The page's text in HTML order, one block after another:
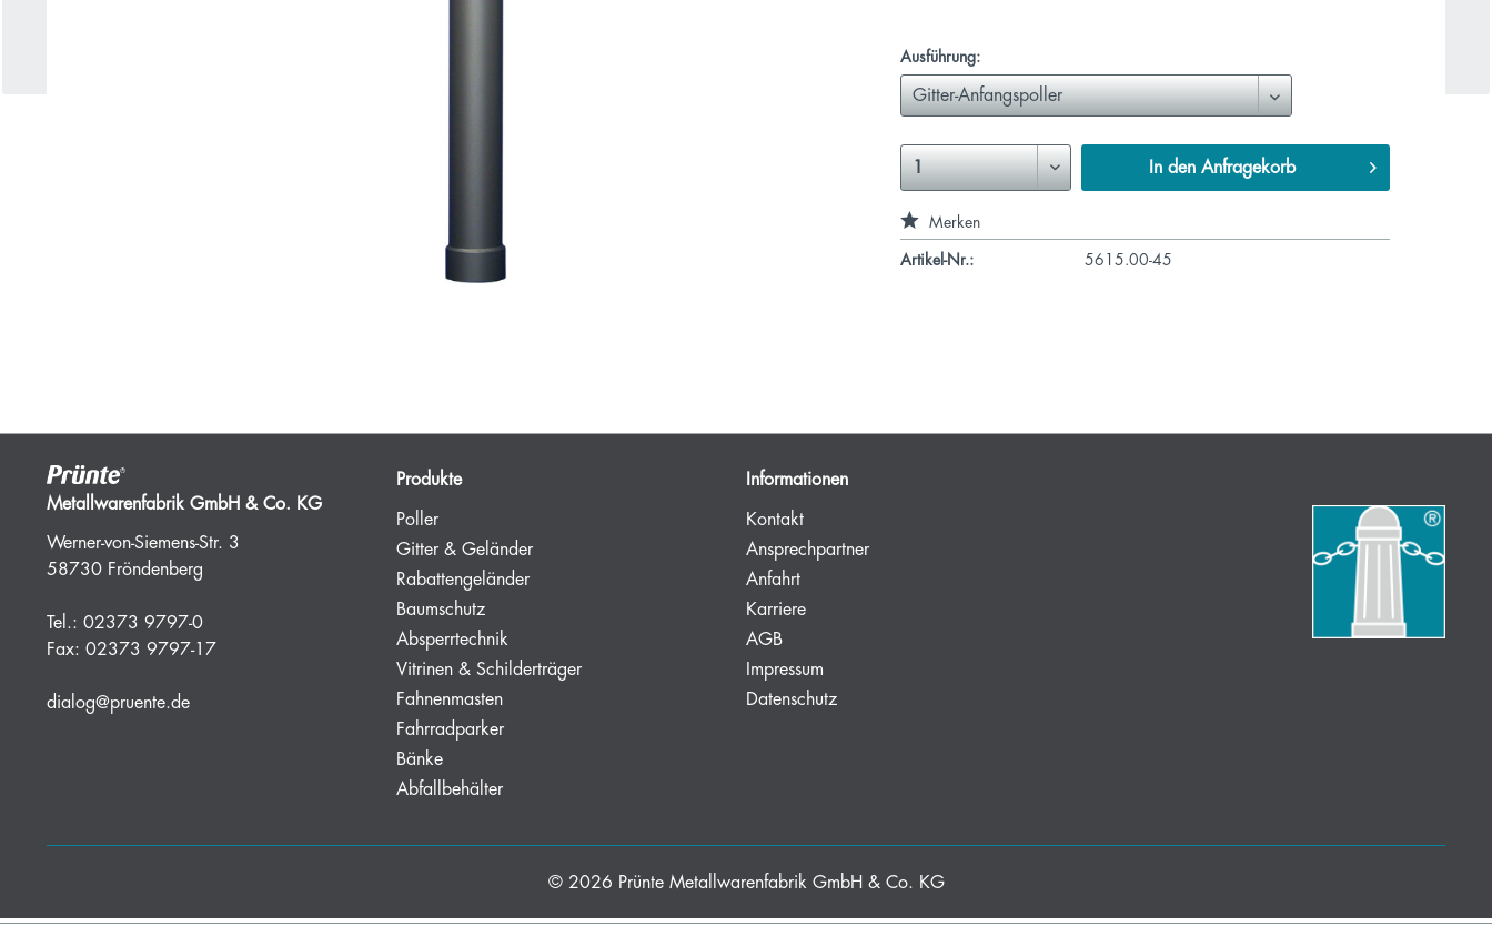
Ausführung:
In den Anfragekorb
Merken
Artikel-Nr.: 5615.00-45
Metallwarenfabrik GmbH & Co. KG
Werner-von-Siemens-Str. 3
58730 Fröndenberg
Tel.: 02373 9797-0
Fax: 02373 9797-17
dialog@pruente.de
Produkte
Poller
Gitter & Geländer
Rabattengeländer
Baumschutz
Absperrtechnik
Vitrinen & Schilderträger
Fahnenmasten
Fahrradparker
Bänke
Abfallbehälter
Informationen
Kontakt
Ansprechpartner
Anfahrt
Karriere
AGB
Impressum
Datenschutz
© 2026 Prünte Metallwarenfabrik GmbH & Co. KG